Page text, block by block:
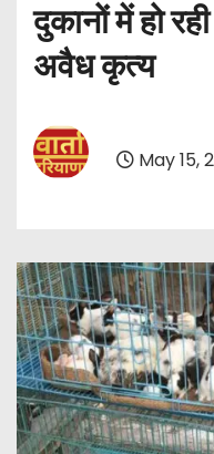
दुकानों में हो
अवैध कृत्य
May 15,